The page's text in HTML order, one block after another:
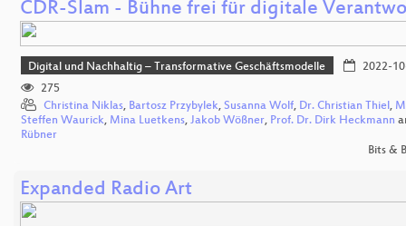
CDR-Slam - Bühne frei für digitale
Digital und Nachhaltig – Transformative Geschäftsmodelle
2022-
275
Christina Niklas, Bartosz Przybylek, Susanna Wolf, Dr. Christian Thiel,
Steffen Waurick, Mina Luetkens, Jakob Wößner, Prof. Dr. Dirk Heckmann
Rübner
Bits &
Expanded Radio Art